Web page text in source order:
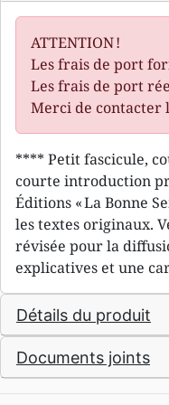
ATTENTION !
Les frais de port
Les frais de port
Merci de
**** Petit fascicule,
courte introduction
Éditions « La Bonne
les textes originaux.
révisée pour la
explicatives et une
Détails du produit
Documents joints